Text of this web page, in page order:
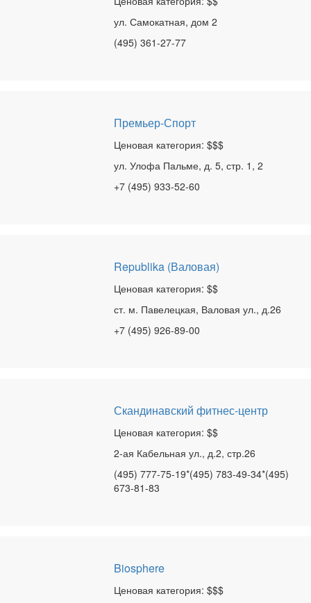
ул. Самокатная, дом 2
(495) 361-27-77
Премьер-Спорт
Ценовая категория: $$$
ул. Улофа Пальме, д. 5, стр. 1, 2
+7 (495) 933-52-60
Republika (Валовая)
Ценовая категория: $$
ст. м. Павелецкая, Валовая ул., д.26
+7 (495) 926-89-00
Скандинавский фитнес-центр
Ценовая категория: $$
2-ая Кабельная ул., д.2, стр.26
(495) 777-75-19*(495) 783-49-34*(495)
673-81-83
Biosphere
Ценовая категория: $$$